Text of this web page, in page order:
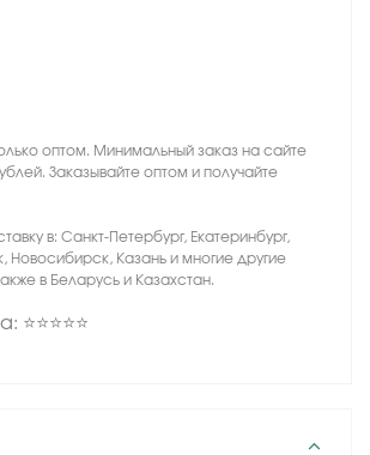
оптом. Минимальный заказ на сайте
Заказывайте оптом и получайте
в: Санкт-Петербург, Екатеринбург,
Новосибирск, Казань и многие другие
в Беларусь и Казахстан.